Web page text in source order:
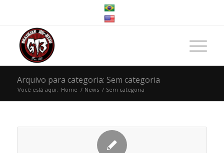
Arquivo para categoria: Sem categoria
Você está aqui: Home / News / Sem categoria